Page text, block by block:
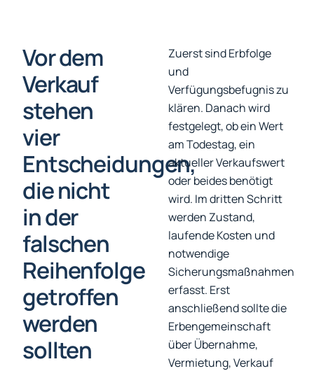
Vor dem
Verkauf
stehen
vier
Entscheidungen,
die nicht
in der
falschen
Reihenfolge
getroffen
werden
sollten
Zuerst sind Erbfolge
und
Verfügungsbefugnis zu
klären. Danach wird
festgelegt, ob ein Wert
am Todestag, ein
aktueller Verkaufswert
oder beides benötigt
wird. Im dritten Schritt
werden Zustand,
laufende Kosten und
notwendige
Sicherungsmaßnahmen
erfasst. Erst
anschließend sollte die
Erbengemeinschaft
über Übernahme,
Vermietung, Verkauf